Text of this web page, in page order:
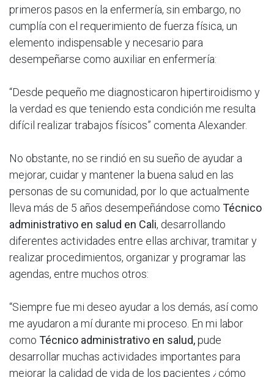
primeros pasos en la enfermería, sin embargo, no
cumplía con el requerimiento de fuerza física, un
elemento indispensable y necesario para
desempeñarse como auxiliar en enfermería:
“Desde pequeño me diagnosticaron hipertiroidismo y
la verdad es que teniendo esta condición me resulta
difícil realizar trabajos físicos” comenta Alexander.
No obstante, no se rindió en su sueño de ayudar a
mejorar, cuidar y mantener la buena salud en las
personas de su comunidad, por lo que actualmente
lleva más de 5 años desempeñándose como Técnico
administrativo en salud en Cali, desarrollando
diferentes actividades entre ellas archivar, tramitar y
realizar procedimientos, organizar y programar las
agendas, entre muchos otros:
“Siempre fue mi deseo ayudar a los demás, así como
me ayudaron a mí durante mi proceso. En mi labor
como Técnico administrativo en salud,pude
desarrollar muchas actividades importantes para
mejorar la calidad de vida de los pacientes ¿cómo